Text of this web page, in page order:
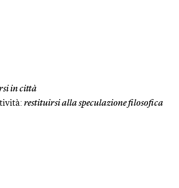
in città
restituirsi alla speculazione filosofica